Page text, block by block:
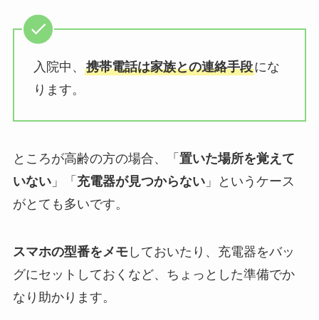
入院中、 携帯電話は家族との連絡手段にな
ります。
ところが高齢の方の場合、「 置いた場所を覚えて
いない」「 充電器が見つからない」というケース
がとても多いです。
スマホの型番をメモしておいたり、充電器をバッ
グにセットしておくなど、ちょっとした準備でか
なり助かります。